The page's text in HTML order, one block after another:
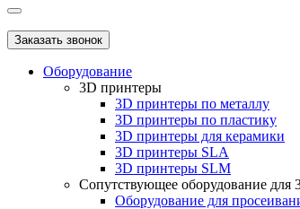
Заказать звонок
Оборудование
3D принтеры
3D принтеры по металлу
3D принтеры по пластику
3D принтеры для керамики
3D принтеры SLA
3D принтеры SLM
Сопутствующее оборудование для
Оборудование для